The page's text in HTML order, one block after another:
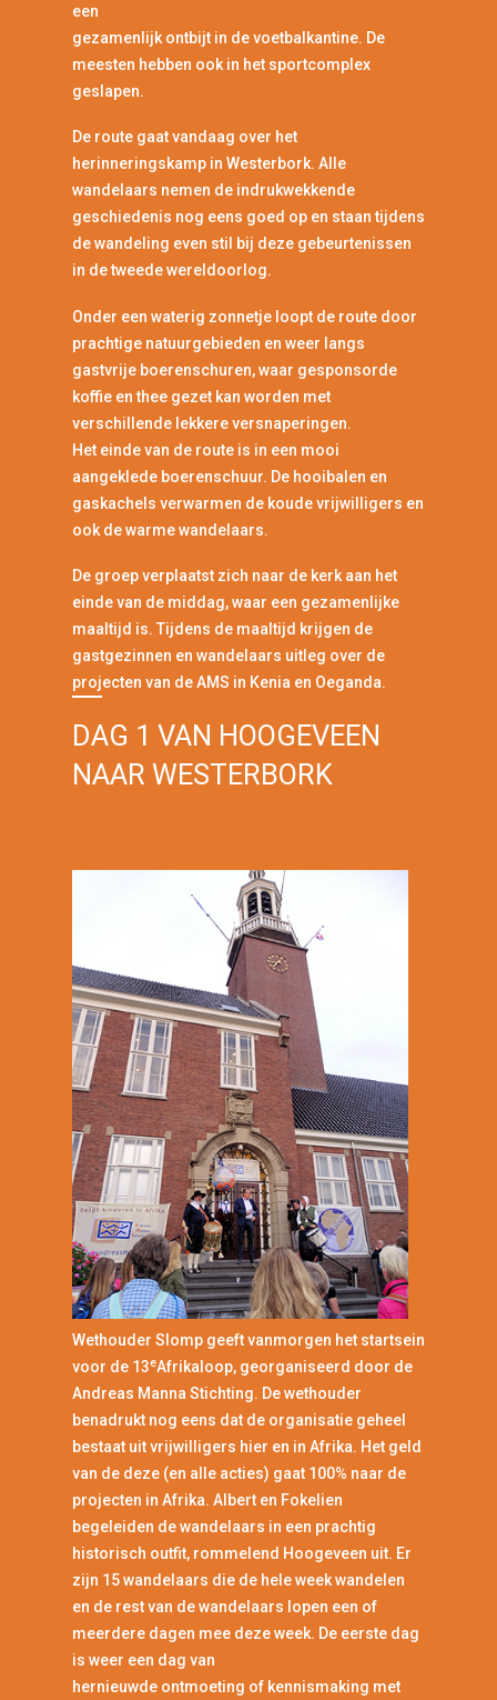
een
gezamenlijk ontbijt in de voetbalkantine. De
meesten hebben ook in het sportcomplex
geslapen.
De route gaat vandaag over het
herinneringskamp in Westerbork. Alle
wandelaars nemen de indrukwekkende
geschiedenis nog eens goed op en staan tijdens
de wandeling even stil bij deze gebeurtenissen
in de tweede wereldoorlog.
Onder een waterig zonnetje loopt de route door
prachtige natuurgebieden en weer langs
gastvrije boerenschuren, waar gesponsorde
koffie en thee gezet kan worden met
verschillende lekkere versnaperingen.
Het einde van de route is in een mooi
aangeklede boerenschuur. De hooibalen en
gaskachels verwarmen de koude vrijwilligers en
ook de warme wandelaars.
De groep verplaatst zich naar de kerk aan het
einde van de middag, waar een gezamenlijke
maaltijd is. Tijdens de maaltijd krijgen de
gastgezinnen en wandelaars uitleg over de
projecten van de AMS in Kenia en Oeganda.
DAG 1 VAN HOOGEVEEN
NAAR WESTERBORK
Wethouder Slomp geeft vanmorgen het startsein
voor de 13eAfrikaloop, georganiseerd door de
Andreas Manna Stichting. De wethouder
benadrukt nog eens dat de organisatie geheel
bestaat uit vrijwilligers hier en in Afrika. Het geld
van de deze (en alle acties) gaat 100% naar de
projecten in Afrika. Albert en Fokelien
begeleiden de wandelaars in een prachtig
historisch outfit, rommelend Hoogeveen uit. Er
zijn 15 wandelaars die de hele week wandelen
en de rest van de wandelaars lopen een of
meerdere dagen mee deze week. De eerste dag
is weer een dag van
hernieuwde ontmoeting of kennismaking met